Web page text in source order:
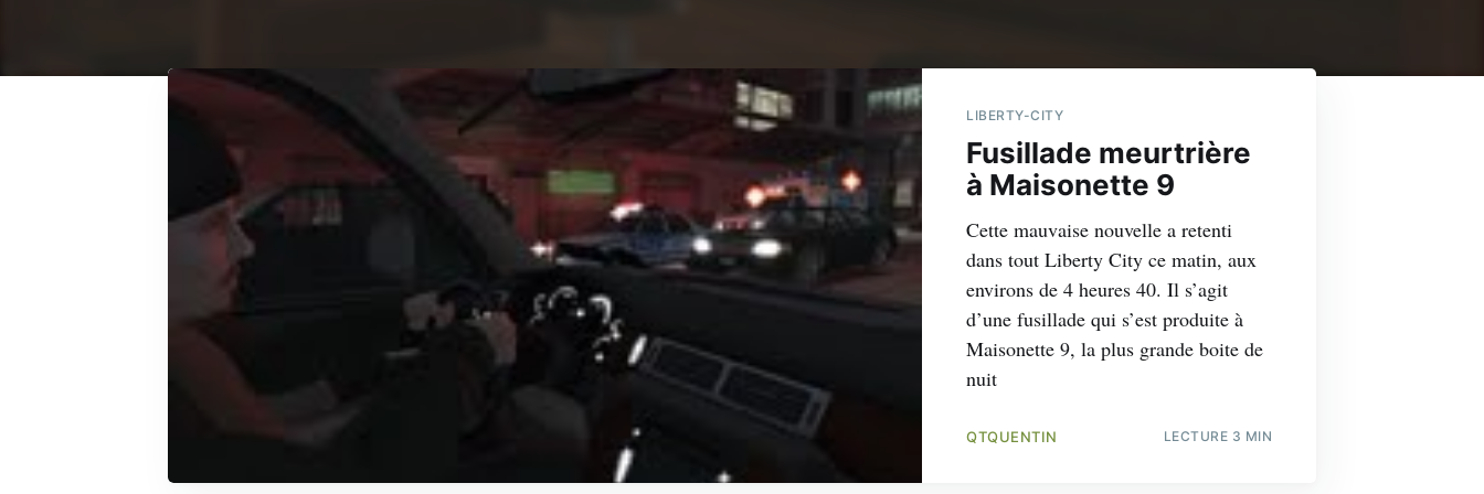
Articles de QTquentin LIBERTY-CITY
Fusillade meurtrière
à Maisonette 9
Cette mauvaise nouvelle a retenti
dans tout Liberty City ce matin, aux
environs de 4 heures 40. Il s’agit
d’une fusillade qui s’est produite à
Maisonette 9, la plus grande boite de
nuit
QTQUENTIN LECTURE 3 MIN